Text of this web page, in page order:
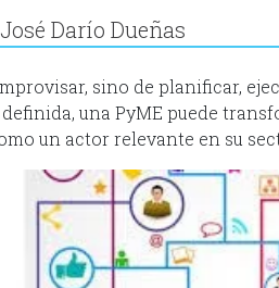
Darío Dueñas
sino de planificar,
una PyME puede
un actor relevante en su